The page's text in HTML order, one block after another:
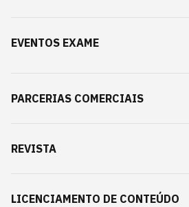
EVENTOS EXAME
PARCERIAS COMERCIAIS
REVISTA
LICENCIAMENTO DE CONTEÚDO